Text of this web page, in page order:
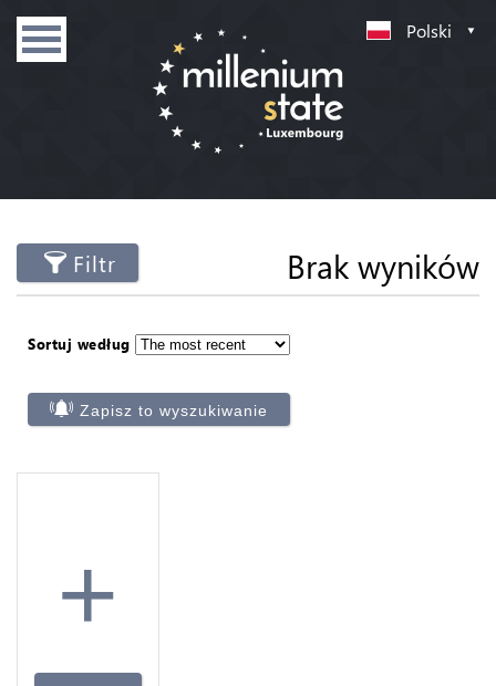
Polski
Filtr Brak wyników
Sortuj według
Zapisz to wyszukiwanie
+